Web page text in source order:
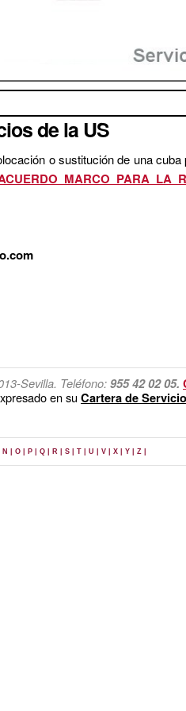
de la US
o sustitución de una
MARCO PARA LA
Sevilla. Teléfono:955 42 02 05.
en su Cartera de
N | O | P | Q | R | S | T | U | V | X | Y | Z |